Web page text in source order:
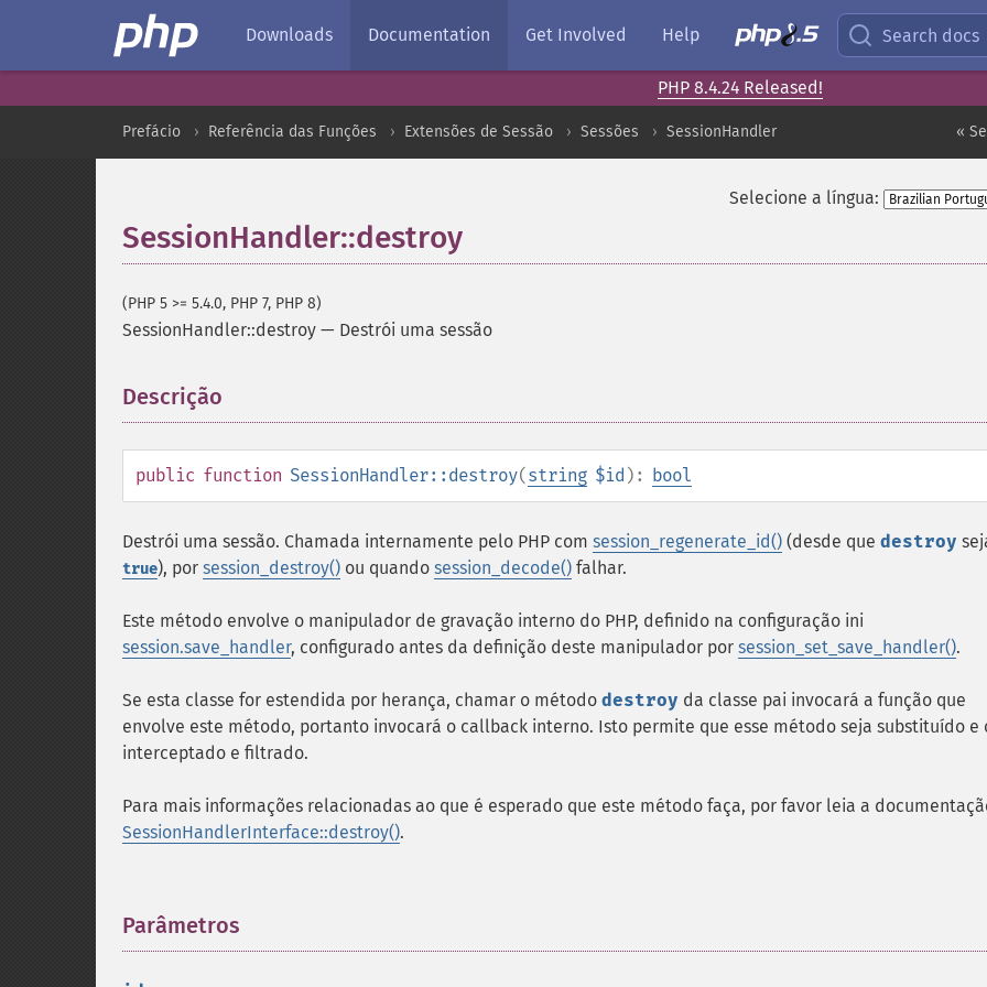
Downloads Documentation Get Involved Help Search docs
PHP 8.4.24 Released!
«
Prefácio Referência das Funções Extensões de Sessão Sessões SessionHandler
Selecione a língua:
SessionHandler::destroy
(PHP 5 >= 5.4.0, PHP 7, PHP 8)
SessionHandler::destroy — Destrói uma sessão
Descrição
public function SessionHandler::destroy(string $id ): bool
Destrói uma sessão. Chamada internamente pelo PHP com session_regenerate_id() (desde que destroy
true), por session_destroy() ou quando session_decode() falhar.
Este método envolve o manipulador de gravação interno do PHP, definido na configuração ini
session.save_handler, configurado antes da definição deste manipulador por session_set_save_handler().
Se esta classe for estendida por herança, chamar o método destroy da classe pai invocará a função que
envolve este método, portanto invocará o callback interno. Isto permite que esse método seja substituído e
interceptado e filtrado.
Para mais informações relacionadas ao que é esperado que este método faça, por favor leia a
SessionHandlerInterface::destroy().
Parâmetros